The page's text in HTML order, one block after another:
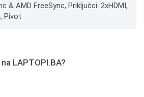
& AMD FreeSync, Priključci: 2xHDMI,
Pivot
LAPTOPI.BA?